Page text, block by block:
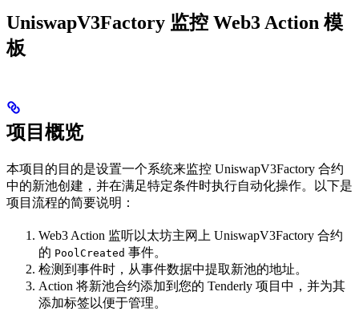
UniswapV3Factory 监控 Web3 Action 模
板
项目概览
本项目的目的是设置一个系统来监控 UniswapV3Factory 合约
中的新池创建，并在满足特定条件时执行自动化操作。以下是
项目流程的简要说明：
Web3 Action 监听以太坊主网上 UniswapV3Factory 合约
的 PoolCreated 事件。
检测到事件时，从事件数据中提取新池的地址。
Action 将新池合约添加到您的 Tenderly 项目中，并为其
添加标签以便于管理。